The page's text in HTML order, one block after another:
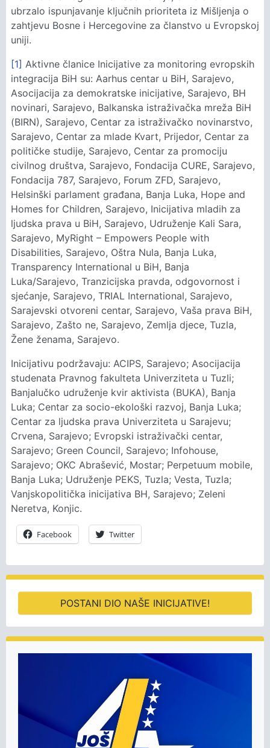
ubrzalo ispunjavanje ključnih prioriteta iz Mišljenja o
zahtjevu Bosne i Hercegovine za članstvo u Evropskoj
uniji.
[1] Aktivne članice Inicijative za monitoring evropskih
integracija BiH su: Aarhus centar u BiH, Sarajevo,
Asocijacija za demokratske inicijative, Sarajevo, BH
novinari, Sarajevo, Balkanska istraživačka mreža BiH
(BIRN), Sarajevo, Centar za istraživačko novinarstvo,
Sarajevo, Centar za mlade Kvart, Prijedor, Centar za
političke studije, Sarajevo, Centar za promociju
civilnog društva, Sarajevo, Fondacija CURE, Sarajevo,
Fondacija 787, Sarajevo, Forum ZFD, Sarajevo,
Helsinški parlament građana, Banja Luka, Hope and
Homes for Children, Sarajevo, Inicijativa mladih za
ljudska prava u BiH, Sarajevo, Udruženje Kali Sara,
Sarajevo, MyRight – Empowers People with
Disabilities, Sarajevo, Oštra Nula, Banja Luka,
Transparency International u BiH, Banja
Luka/Sarajevo, Tranzicijska pravda, odgovornost i
sjećanje, Sarajevo, TRIAL International, Sarajevo,
Sarajevski otvoreni centar, Sarajevo, Vaša prava BiH,
Sarajevo, Zašto ne, Sarajevo, Zemlja djece, Tuzla,
Žene ženama, Sarajevo.
Inicijativu podržavaju: ACIPS, Sarajevo; Asocijacija
studenata Pravnog fakulteta Univerziteta u Tuzli;
Banjalučko udruženje kvir aktivista (BUKA), Banja
Luka; Centar za socio-ekološki razvoj, Banja Luka;
Centar za ljudska prava Univerziteta u Sarajevu;
Crvena, Sarajevo; Evropski istraživački centar,
Sarajevo; Green Council, Sarajevo; Infohouse,
Sarajevo; OKC Abrašević, Mostar; Perpetuum mobile,
Banja Luka; Udruženje PEKS, Tuzla; Vesta, Tuzla;
Vanjskopolitička inicijativa BH, Sarajevo; Zeleni
Neretva, Konjic.
Facebook Twitter
POSTANI DIO NAŠE INICIJATIVE!